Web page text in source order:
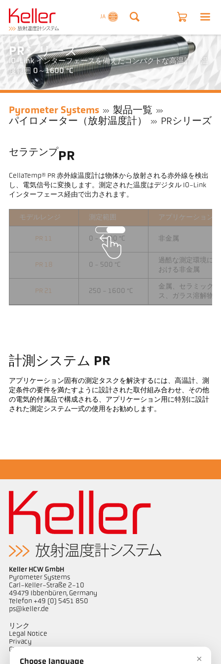
JA
PRシリーズ
IO-Link インターフェースを備えたコンパクトな高温計。 温
度範囲 0～1600 °C
Pyrometer Systems
製品一覧
パイロメーター（放射温度計）
PRシリーズ
セラテンプ PR
CellaTemp® PR 赤外線温度計は物体から放射される赤外線を検出
し、電気信号に変換します。測定された温度はデジタル IO-Link
インターフェース経由で出力されます。
モデルレンジ 測定範囲 アプリケーション
PR 11 0 - 1000 °C 非金属
PR 18 0 - 500 °C
過酷な測定環境に
おける非金属
PR 21 250 - 1600 °C
金属、セラミック
ス、ガラス溶解物
計測システム PR
アプリケーション固有の測定タスクを解決するには、高温計、測
定条件の要件を満たすように設計された取付組み合わせ、その他
の電気的付属品で構成される、アプリケーション用に特別に設計
された測定システム一式の使用をお勧めします。
Keller HCW GmbH
Pyrometer Systems
Carl-Keller-Straße 2-10
49479 Ibbenbüren, Germany
Telefon +49 (0) 5451 850
ps@keller.de
リンク
Legal Notice
Privacy
GTC
×
Choose language